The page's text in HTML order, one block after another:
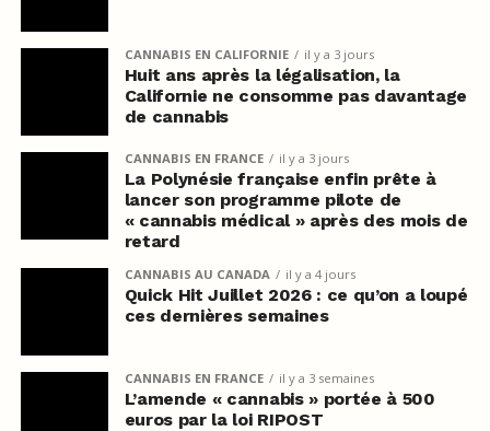
CANNABIS EN CALIFORNIE il y a 3 jours
Huit ans après la légalisation, la
Californie ne consomme pas davantage
de cannabis
CANNABIS EN FRANCE il y a 3 jours
La Polynésie française enfin prête à
lancer son programme pilote de
« cannabis médical » après des mois de
retard
CANNABIS AU CANADA il y a 4 jours
Quick Hit Juillet 2026 : ce qu’on a loupé
ces dernières semaines
CANNABIS EN FRANCE il y a 3 semaines
L’amende « cannabis » portée à 500
euros par la loi RIPOST